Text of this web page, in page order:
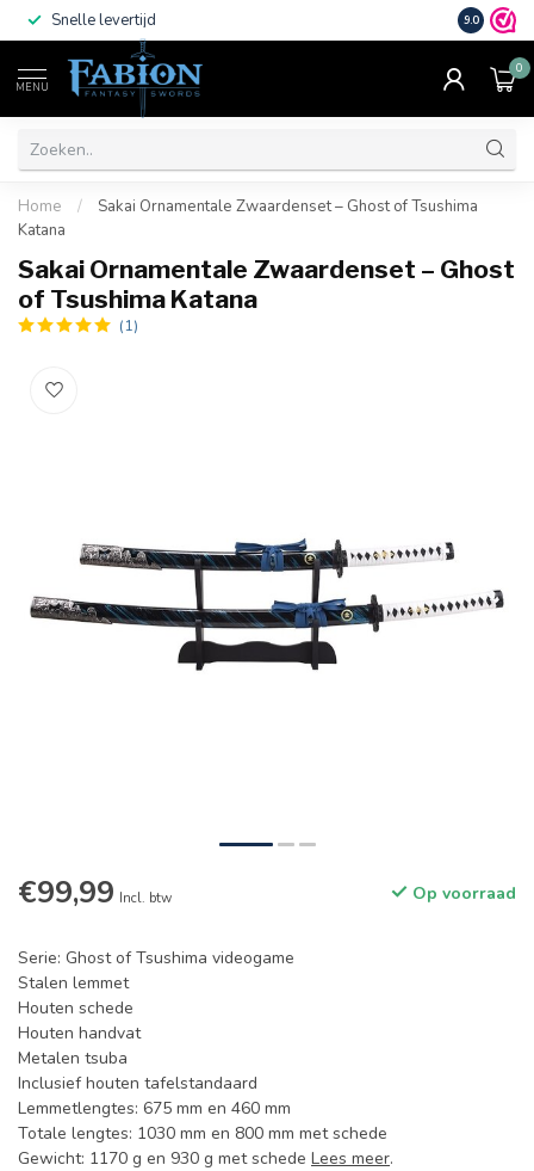
Snelle levertijd Vele
9.0
MENU
0
Home /
Sakai Ornamentale Zwaardenset – Ghost of Tsushima
Katana
Sakai Ornamentale Zwaardenset – Ghost
of Tsushima Katana
(1)
€99,99 Incl. btw Op voorraad
Serie: Ghost of Tsushima videogame
Stalen lemmet
Houten schede
Houten handvat
Metalen tsuba
Inclusief houten tafelstandaard
Lemmetlengtes: 675 mm en 460 mm
Totale lengtes: 1030 mm en 800 mm met schede
Gewicht: 1170 g en 930 g met schede Lees meer.